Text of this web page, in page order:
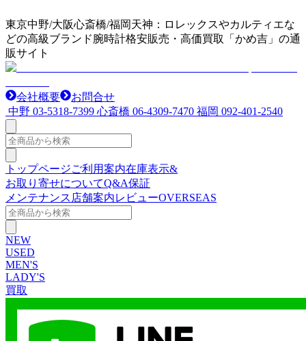
東京中野/大阪心斎橋/福岡天神：ロレックスやカルティエな
どの高級ブランド腕時計格安販売・高価買取「かめ吉」の通
販サイト
会社概要
お問合せ
中野 03-5318-7399 心斎橋 06-4309-7470 福岡 092-401-2540
トップページご利用案内在庫表示&
お取り寄せについてQ&A保証
メンテナンス 店舗案内レビューOVERSEAS
NEW
USED
MEN'S
LADY'S
買取